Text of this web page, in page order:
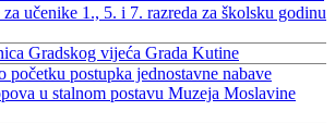
za učenike 1., 5. i 7. razreda za školsku godinu
Gradskog vijeća Grada Kutine
početku postupka jednostavne nabave
u stalnom postavu Muzeja Moslavine